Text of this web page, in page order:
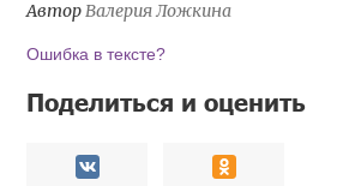
АвторВалерия Ложкина
Ошибка в тексте?
Поделиться и оценить